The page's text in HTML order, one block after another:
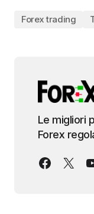
Forex trading
Le migliori
Forex